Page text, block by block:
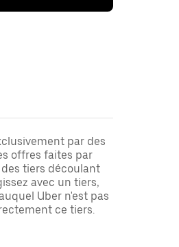
par des
offres faites par
tiers découlant
avec un tiers,
Uber n'est pas
ce tiers.